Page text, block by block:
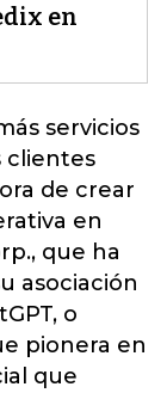
en
servicios
clientes
de crear
en
que ha
asociación
, o
pionera en
que